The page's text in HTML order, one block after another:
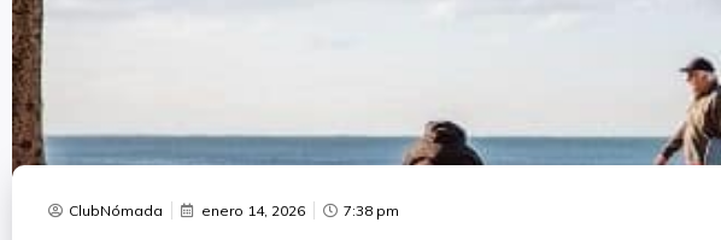
ClubNómada enero 14, 2026 7:38 pm